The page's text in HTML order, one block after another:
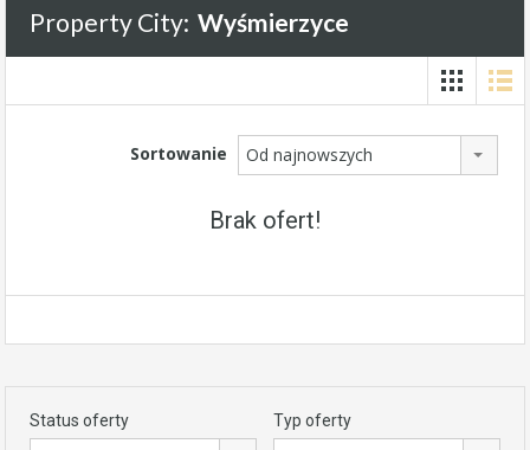
Property City: Wyśmierzyce
Sortowanie Od najnowszych
Brak ofert!
Status oferty Typ oferty